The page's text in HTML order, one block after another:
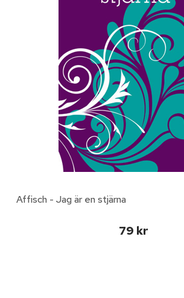
Affisch - Jag är en stjärna
79 kr